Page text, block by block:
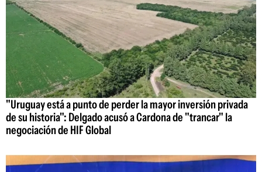
"Uruguay está a punto de perder la mayor inversión privada
de su historia": Delgado acusó a Cardona de "trancar" la
negociación de HIF Global